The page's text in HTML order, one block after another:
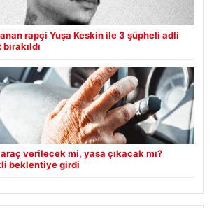
rapçi Yuşa Keskin ile 3 şüpheli adli
verilecek mi, yasa çıkacak mı?
beklentiye girdi